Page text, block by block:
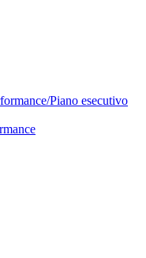
Piano esecutivo